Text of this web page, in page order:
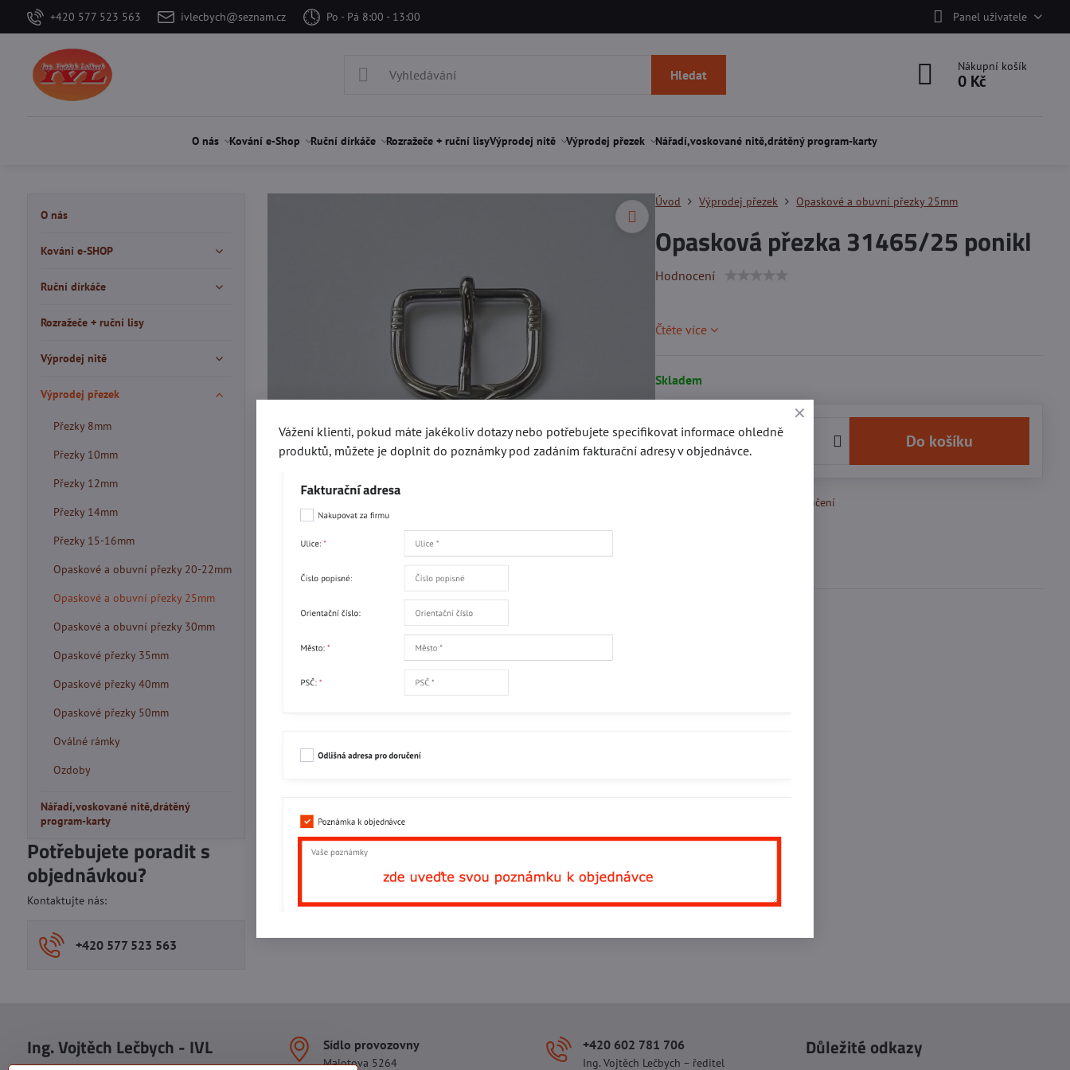
+420 577 523 563 ivlecbych@seznam.cz Po - Pá 8:00 - 13:00 Panel uživatele
Hledat
Nákupní košík
0 Kč
O nás Kování e-Shop Ruční dírkáče Rozražeče + ruční lisyVýprodej nitě Výprodej přezek Nářadí,voskované nitě,drátěný program-karty
Úvod Výprodej přezek Opaskové a obuvní přezky 25mm
Opasková přezka 31465/25 ponikl
Hodnocení
Čtěte více
Skladem
8 Kč Do košíku
Doručení
Více z kategorie Výprodej přezek Opaskové a obuvní přezky 25mm
O nás
Kování e-SHOP
Ruční dírkáče
Rozražeče + ruční lisy
Výprodej nitě
Výprodej přezek
Přezky 8mm
Přezky 10mm
Přezky 12mm
Přezky 14mm
Přezky 15-16mm
Opaskové a obuvní přezky 20-22mm
Opaskové a obuvní přezky 25mm
Opaskové a obuvní přezky 30mm
Opaskové přezky 35mm
Opaskové přezky 40mm
Opaskové přezky 50mm
Oválné rámky
Ozdoby
Nářadí,voskované nitě,drátěný
program-karty
Potřebujete poradit s
objednávkou?
Kontaktujte nás:
+420 577 523 563
Ing. Vojtěch Lečbych - IVL Sídlo provozovny
Malotova 5264
+420 602 781 706
Ing. Vojtěch Lečbych – ředitel
Důležité odkazy
Vážení klienti, pokud máte jakékoliv dotazy nebo potřebujete specifikovat informace ohledně
produktů, můžete je doplnit do poznámky pod zadáním fakturační adresy v objednávce.